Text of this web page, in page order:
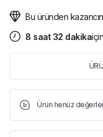
Bu üründen
8 saat 32 dakika
Ürün henüz